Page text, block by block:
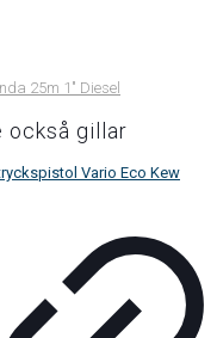
25m 1″ Diesel
också gillar